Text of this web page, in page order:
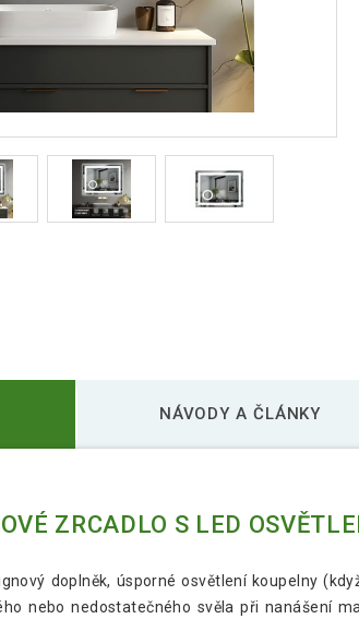
NÁVODY A ČLÁNKY
ZRCADLO S LED
doplněk, úsporné osvětlení koupelny
nebo nedostatečného svěla při nanášení